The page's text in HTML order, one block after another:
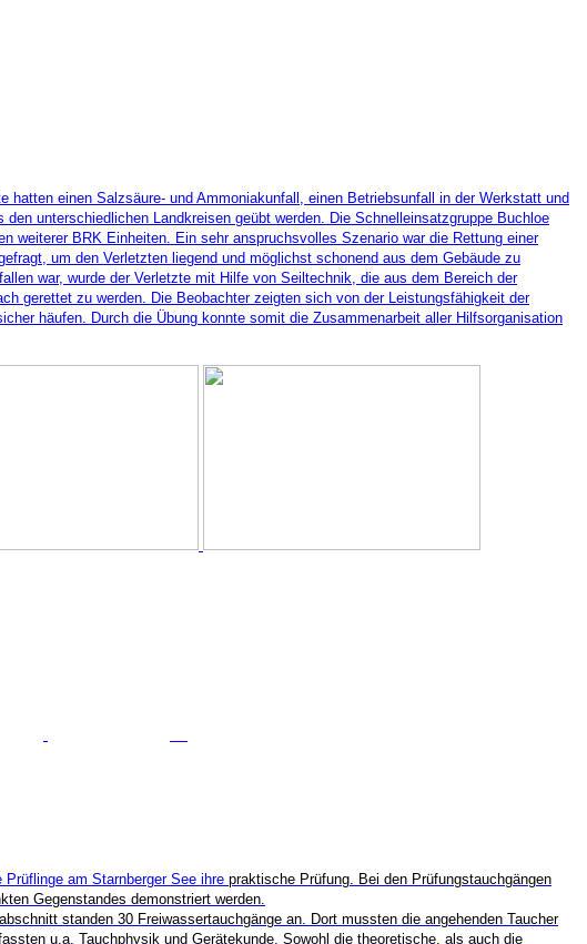
hatten einen Salzsäure- und Ammoniakunfall, einen Betriebsunfall in der Werkstatt und
unterschiedlichen Landkreisen geübt werden. Die Schnelleinsatzgruppe Buchloe
weiterer BRK Einheiten. Ein sehr anspruchsvolles Szenario war die Rettung einer
um den Verletzten liegend und möglichst schonend aus dem Gebäude zu
war, wurde der Verletzte mit Hilfe von Seiltechnik, die aus dem Bereich der
gerettet zu werden. Die Beobachter zeigten sich von der Leistungsfähigkeit der
häufen. Durch die Übung konnte somit die Zusammenarbeit aller Hilfsorganisation
am Starnberger See ihre praktische Prüfung. Bei den Prüfungstauchgängen
Gegenstandes demonstriert werden.
standen 30 Freiwassertauchgänge an. Dort mussten die angehenden Taucher
u.a. Tauchphysik und Gerätekunde. Sowohl die theoretische, als auch die